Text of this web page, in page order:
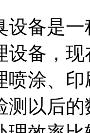
设备是
设备，
喷涂、
测以后